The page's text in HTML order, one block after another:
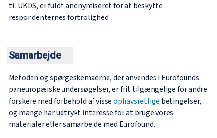
til UKDS, er fuldt anonymiseret for at beskytte
respondenternes fortrolighed.
Samarbejde
Metoden og spørgeskemaerne, der anvendes i Eurofounds
paneuropæiske undersøgelser, er frit tilgængelige for andre
forskere med forbehold af visseophavsretlige betingelser,
og mange har udtrykt interesse for at bruge vores
materialer eller samarbejde med Eurofound.